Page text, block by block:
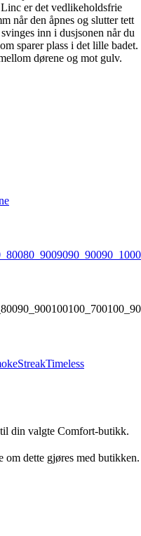
Linc er det vedlikeholdsfrie
når den åpnes og slutter tett
inn i dusjsonen når du
sparer plass i det lille badet.
dørene og mot gulv.
80_9009090_90090_1000
90_900100100_700
StreakTimeless
din valgte Comfort-butikk.
om dette gjøres med butikken.